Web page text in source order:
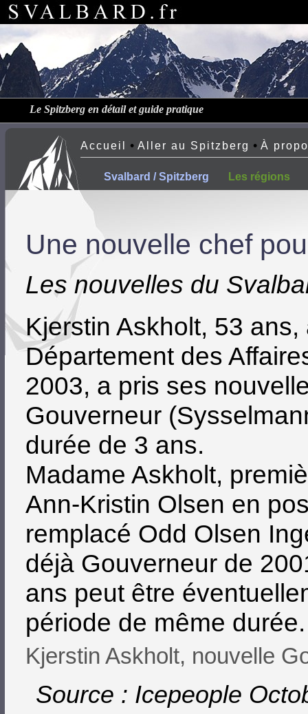
Le Spitzberg en détail et guide pratique
Accueil • Aller au Spitzberg • À
Svalbard / Spitzberg Les régions
Une nouvelle chef
Les nouvelles du
Kjerstin Askholt, 53
Département des
2003, a pris ses
Gouverneur
durée de 3 ans.
Madame Askholt,
Ann-Kristin Olsen en
remplacé Odd Olsen
déjà Gouverneur de
ans peut être
période de même durée.
Kjerstin Askholt, nouvelle
Source : Icepeople